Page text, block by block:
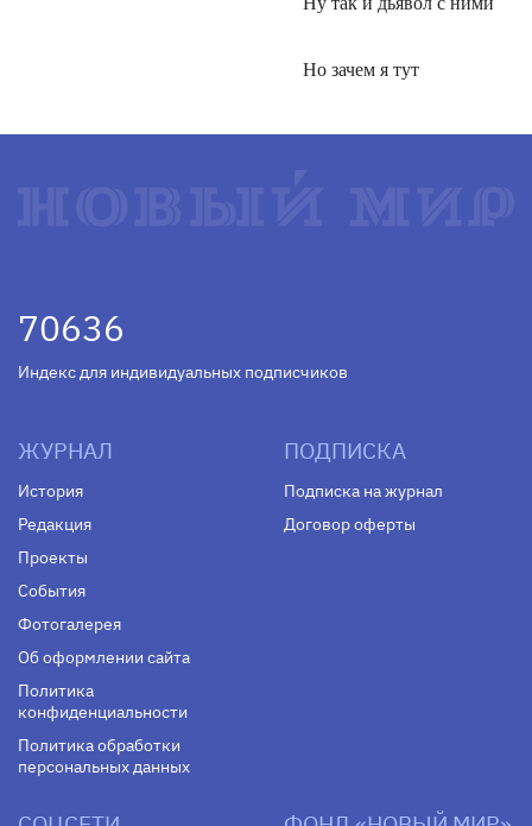
Но зачем я тут
70636
Индекс для индивидуальных подписчиков
ЖУРНАЛ
История
Редакция
Проекты
События
Фотогалерея
Об оформлении сайта
Политика
конфиденциальности
Политика обработки
персональных данных
ПОДПИСКА
Подписка на журнал
Договор оферты